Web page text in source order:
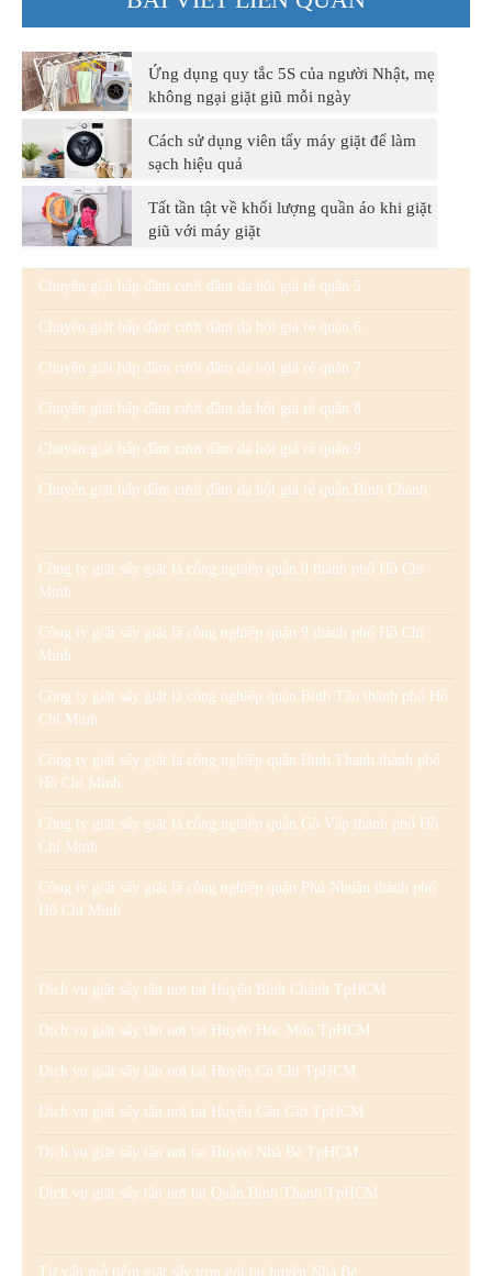
Ứng dụng quy tắc 5S của người Nhật, mẹ
không ngại giặt giũ mỗi ngày
Cách sử dụng viên tẩy máy giặt để làm
sạch hiệu quả
Tất tần tật về khối lượng quần áo khi giặt
giũ với máy giặt
Chuyên giặt hấp đầm cưới đầm dạ hội giá rẻ quận 5
Chuyên giặt hấp đầm cưới đầm dạ hội giá rẻ quận 6
Chuyên giặt hấp đầm cưới đầm dạ hội giá rẻ quận 7
Chuyên giặt hấp đầm cưới đầm dạ hội giá rẻ quận 8
Chuyên giặt hấp đầm cưới đầm dạ hội giá rẻ quận 9
Chuyên giặt hấp đầm cưới đầm dạ hội giá rẻ quận Bình Chánh
Công ty giặt sấy giặt là công nghiệp quận 8 thành phố Hồ Chí
Minh
Công ty giặt sấy giặt là công nghiệp quận 9 thành phố Hồ Chí
Minh
Công ty giặt sấy giặt là công nghiệp quận Bình Tân thành phố Hồ
Chí Minh
Công ty giặt sấy giặt là công nghiệp quận Bình Thạnh thành phố
Hồ Chí Minh
Công ty giặt sấy giặt là công nghiệp quận Gò Vấp thành phố Hồ
Chí Minh
Công ty giặt sấy giặt là công nghiệp quận Phú Nhuận thành phố
Hồ Chí Minh
Dịch vụ giặt sấy tận nơi tại Huyện Bình Chánh TpHCM
Dịch vụ giặt sấy tận nơi tại Huyện Hóc Môn TpHCM
Dịch vụ giặt sấy tận nơi tại Huyện Củ Chi TpHCM
Dịch vụ giặt sấy tận nơi tại Huyện Cần Giờ TpHCM
Dịch vụ giặt sấy tận nơi tại Huyện Nhà Bè TpHCM
Dịch vụ giặt sấy tận nơi tại Quận Bình Thạnh TpHCM
Tư vấn mở tiệm giặt sấy trọn gói tại huyện Nhà Bè